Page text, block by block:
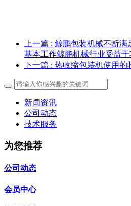
上一篇 : 鲸鹏包装机械不断满
基本工作鲸鹏机械行业受益
下一篇 : 热收缩包装机使用的
新闻资讯
公司动态
技术服务
为您推荐
公司动态
会员中心